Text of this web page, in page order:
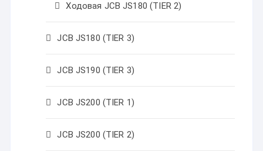
Ходовая JCB JS180 (TIER 2)
JCB JS180 (TIER 3)
JCB JS190 (TIER 3)
JCB JS200 (TIER 1)
JCB JS200 (TIER 2)